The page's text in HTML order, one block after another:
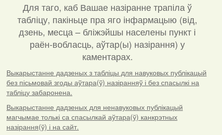
Для таго, каб Вашае назіранне трапіла ў
табліцу, пакіньце пра яго інфармацыю (від,
дзень, месца – бліжэйшы населены пункт і
раён-вобласць, аўтар(ы) назірання) у
каментарах.
Выкарыстанне дадзеных з табліцы для навуковых публікацый
без пісьмовай згоды аўтара(ў) назіранняў і без спасылкі на
табліцу забаронена.
Выкарыстанне дадзеных для ненавуковых публікацый
магчымае толькі са спасылкай аўтара(ў) канкрэтных
назірання(ў) і на сайт.